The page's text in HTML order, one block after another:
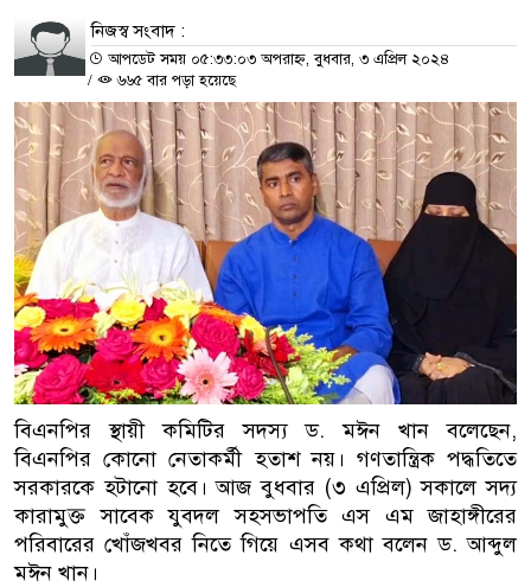
নিজস্ব সংবাদ :
আপডেট সময় ০৫:৩৩:০৩ অপরাহ্ন, বুধবার, ৩ এপ্রিল ২০২৪
/
৬৬৫ বার পড়া হয়েছে
বিএনপির স্থায়ী কমিটির সদস্য ড. মঈন খান বলেছেন,
বিএনপির কোনো নেতাকর্মী হতাশ নয়। গণতান্ত্রিক পদ্ধতিতে
সরকারকে হটানো হবে। আজ বুধবার (৩ এপ্রিল) সকালে সদ্য
কারামুক্ত সাবেক যুবদল সহসভাপতি এস এম জাহাঙ্গীরের
পরিবারের খোঁজখবর নিতে গিয়ে এসব কথা বলেন ড. আব্দুল
মঈন খান।